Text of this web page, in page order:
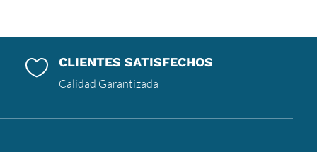
 CLIENTES SATISFECHOS
Calidad Garantizada